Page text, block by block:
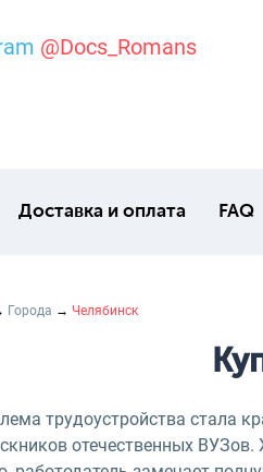
@Docs_Romans
Доставка и оплата FAQ
Города → Челябинск
трудоустройства стала
отечественных ВУЗов.